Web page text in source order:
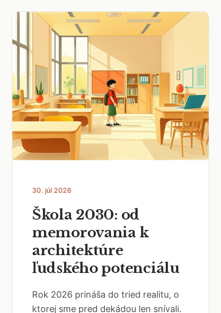
30. júl 2026
Škola 2030: od
memorovania k
architektúre
ľudského potenciálu
Rok 2026 prináša do tried realitu, o
ktorej sme pred dekádou len snívali.